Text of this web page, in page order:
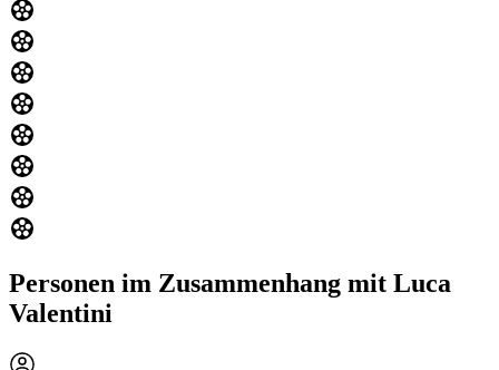
Personen im Zusammenhang mit Luca
Valentini